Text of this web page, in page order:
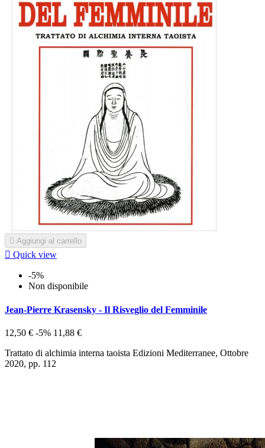
 Aggiungi al carrello
 Quick view
-5%
Non disponibile
Jean-Pierre Krasensky - Il Risveglio del Femminile
12,50 € -5% 11,88 €
Trattato di alchimia interna taoista Edizioni Mediterranee, Ottobre
2020, pp. 112